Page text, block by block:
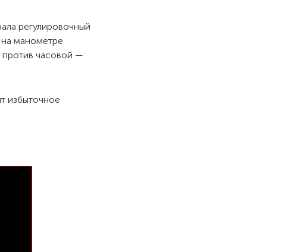
регулировочный
манометре
против часовой —
избыточное